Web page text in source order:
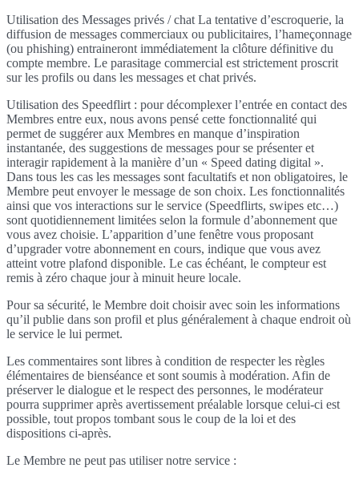
Utilisation des Messages privés / chat La tentative d’escroquerie, la
diffusion de messages commerciaux ou publicitaires, l’hameçonnage
(ou phishing) entraineront immédiatement la clôture définitive du
compte membre. Le parasitage commercial est strictement proscrit
sur les profils ou dans les messages et chat privés.
Utilisation des Speedflirt : pour décomplexer l’entrée en contact des
Membres entre eux, nous avons pensé cette fonctionnalité qui
permet de suggérer aux Membres en manque d’inspiration
instantanée, des suggestions de messages pour se présenter et
interagir rapidement à la manière d’un « Speed dating digital ».
Dans tous les cas les messages sont facultatifs et non obligatoires, le
Membre peut envoyer le message de son choix. Les fonctionnalités
ainsi que vos interactions sur le service (Speedflirts, swipes etc…)
sont quotidiennement limitées selon la formule d’abonnement que
vous avez choisie. L’apparition d’une fenêtre vous proposant
d’upgrader votre abonnement en cours, indique que vous avez
atteint votre plafond disponible. Le cas échéant, le compteur est
remis à zéro chaque jour à minuit heure locale.
Pour sa sécurité, le Membre doit choisir avec soin les informations
qu’il publie dans son profil et plus généralement à chaque endroit où
le service le lui permet.
Les commentaires sont libres à condition de respecter les règles
élémentaires de bienséance et sont soumis à modération. Afin de
préserver le dialogue et le respect des personnes, le modérateur
pourra supprimer après avertissement préalable lorsque celui-ci est
possible, tout propos tombant sous le coup de la loi et des
dispositions ci-après.
Le Membre ne peut pas utiliser notre service :